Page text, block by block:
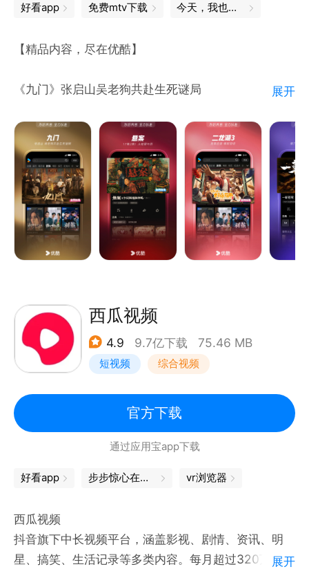
好看app 免费mtv下载 今天，我也是勇敢的打工人
【精品内容，尽在优酷】
《九门》张启山吴老狗共赴生死谜局
《一斩苍穹》菜刀砍神带队掀翻腐朽仙界
《悬案》17集2案！人性罪与罚
《千香》宋威龙鞠婧祎宿敌纠缠
《二龙湖3》浩哥逆袭 情财双收
《东大高武学院》爽看！现代都市碰撞东方修仙
《沧元图》看孟川执刀斩妖邪 雷霆护众生
《云深不知梦 特别篇》斩尽前尘恨，拔剑救世人！
《翘楚》陈都灵周翊然掀翻野心局
《光阴之外 年番》光阴之外年番 狠辣少年末世屠神
《师兄啊师兄》师兄啊师兄最终季 战天道改大劫
《熊出没·年年有熊》熊强组合超能冒险
《雨霖铃》杨洋新剧！御猫展昭江湖除恶
《黑夜告白》潘粤明、王鹤棣联手追凶18年
《月鳞绮纪》群妖剧本杀画皮难画心
《沧元图 第三季》赛博水墨炸燃视听盛宴
展开
西瓜视频
4.9 9.7亿下载 75.46 MB
短视频 综合视频
官方下载
通过应用宝app下载
好看app 步步惊心在哪看 vr浏览器
西瓜视频
抖音旗下中长视频平台，涵盖影视、剧情、资讯、明
星、搞笑、生活记录等多类内容。每月超过320万创作
展开